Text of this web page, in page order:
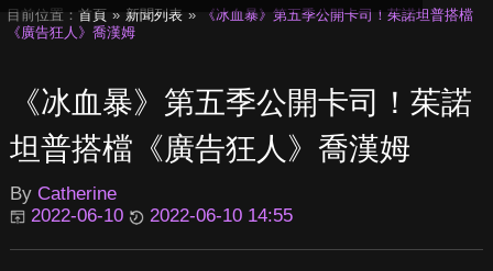
目前位置： 首頁 新聞列表
《冰血暴》第五季公開卡司！茱諾坦普搭檔
《廣告狂人》喬漢姆
《冰血暴》第五季公開卡司！茱諾
坦普搭檔《廣告狂人》喬漢姆
By Catherine
2022-06-10
2022-06-10 14:55